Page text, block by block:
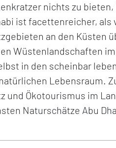
nichts zu
ist facettenreicher, als
an den Küsten
Wüstenlandschaften
in den scheinbar
Lebensraum.
und Ökotourismus im
Naturschätze Abu